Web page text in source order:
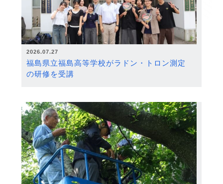
2026.07.27
福島県立福島高等学校がラドン・トロン測定
の研修を受講